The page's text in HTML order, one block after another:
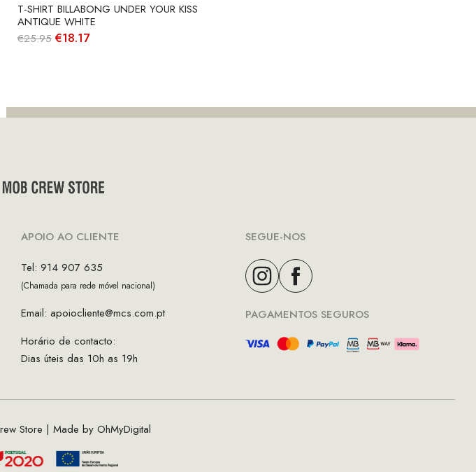
T-SHIRT BILLABONG UNDER YOUR KISS
ANTIQUE WHITE
€25.95 O
€18.17O
APOIO AO CLIENTE
Tel: 914 907 635
(Chamada para rede móvel nacional)
Email: apoiocliente@mcs.com.pt
Horário de contacto:
Dias úteis das 10h as 19h
SEGUE-NOS
PAGAMENTOS SEGUROS
Store | Made by OhMyDigital